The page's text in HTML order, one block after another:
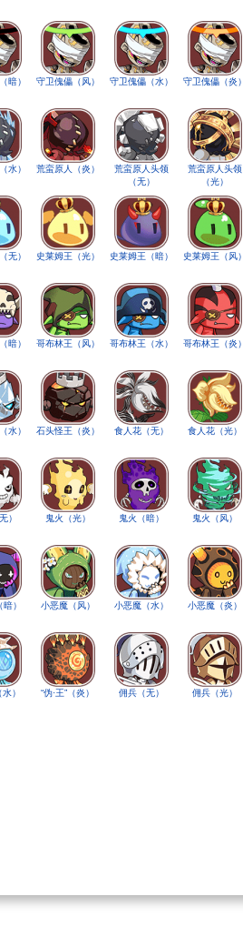
暗） 守卫傀儡（风） 守卫傀儡（水） 守卫傀儡（炎）
水） 荒蛮原人（炎）
荒蛮原人头领
（无）
荒蛮原人头领
（光）
无） 史莱姆王（光） 史莱姆王（暗） 史莱姆王（风）
暗） 哥布林王（风） 哥布林王（水） 哥布林王（炎）
水） 石头怪王（炎） 食人花（无） 食人花（光）
） 鬼火（光） 鬼火（暗） 鬼火（风）
） 小恶魔（风） 小恶魔（水） 小恶魔（炎）
） “伪·王”（炎） 佣兵（无） 佣兵（光）